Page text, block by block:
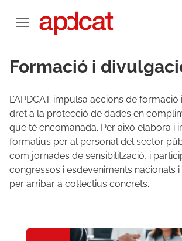
Formació i
L’APDCAT impulsa accions de
dret a la protecció de dades en
que té encomanada. Per això elabora i
formatius per al personal del sector
com jornades de sensibilització, i
congressos i esdeveniments nacionals
per arribar a col·lectius concrets.